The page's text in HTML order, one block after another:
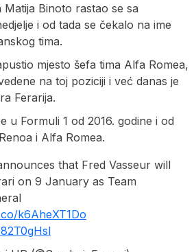
Binoto rastao se sa
i od tada se čekalo na ime
tima.
mjesto šefa tima Alfa Romea,
na toj poziciji i već danas je
Ferarija.
u Formuli 1 od 2016. godine i od
i Alfa Romea.
that Fred Vasseur will
on 9 January as Team
k6AheXT1Do